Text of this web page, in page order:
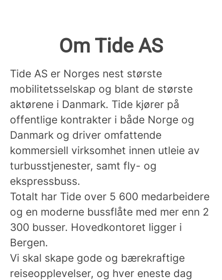
Om Tide AS
Tide AS er Norges nest største
mobilitetsselskap og blant de største
aktørene i Danmark. Tide kjører på
offentlige kontrakter i både Norge og
Danmark og driver omfattende
kommersiell virksomhet innen utleie av
turbusstjenester, samt fly- og
ekspressbuss.
Totalt har Tide over 5 600 medarbeidere
og en moderne bussflåte med mer enn 2
300 busser. Hovedkontoret ligger i
Bergen.
Vi skal skape gode og bærekraftige
reiseopplevelser, og hver eneste dag